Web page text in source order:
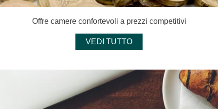
Offre camere confortevoli a prezzi competitivi
VEDI TUTTO